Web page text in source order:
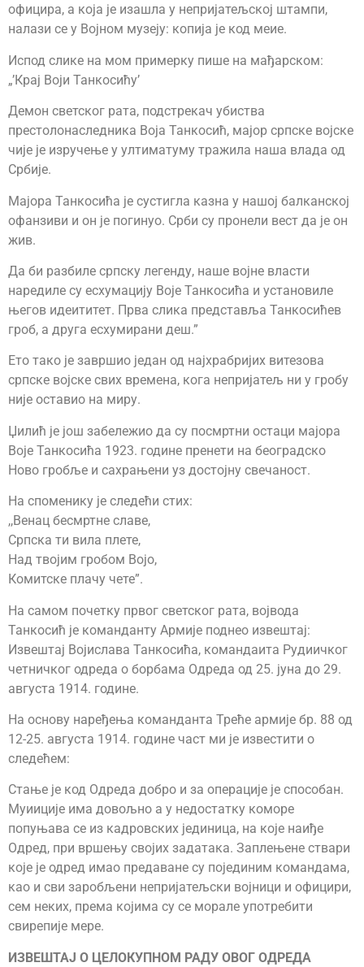
официра, а која је изашла у непријатељској штампи,
налази се у Војном музеју: копија је код меие.
Испод слике на мом примерку пише на мађарском:
„’Крај Воји Танкосићу’
Демон светског рата, подстрекач убиства
престолонаследника Воја Танкосић, мајор српске војске
чије је изручење у ултиматуму тражила наша влада од
Србије.
Мајора Танкосића је сустигла казна у нашој балканској
офанзиви и он је погинуо. Срби су пронели вест да је он
жив.
Да би разбиле српску легенду, наше војне власти
наредиле су есхумацију Воје Танкосића и установиле
његов идеититет. Прва слика представља Танкосићев
гроб, а друга есхумирани деш.”
Ето тако је завршио један од најхрабријих витезова
српске војске свих времена, кога непријатељ ни у гробу
није оставио на миру.
Џилић је још забележио да су посмртни остаци мајора
Воје Танкосића 1923. године пренети на београдско
Ново гробље и сахрањени уз достојну свечаност.
На споменику је следећи стих:
,,Венац бесмртне славе,
Српска ти вила плете,
Над твојим гробом Војо,
Комитске плачу чете”.
На самом почетку првог светског рата, војвода
Танкосић је команданту Армије поднео извештај:
Извештај Војислава Танкосића, командаита Рудиичког
четничког одреда о борбама Одреда од 25. јуна до 29.
августа 1914. године.
На основу наређења команданта Треће армије бр. 88 од
12-25. августа 1914. године част ми је известити о
следећем:
Стање је код Одреда добро и за операције је способан.
Муииције има довољно а у недостатку коморе
попуњава се из кадровских јединица, на које наиђе
Одред, при вршењу својих задатака. Заплењене ствари
које је одред имао предаване су појединим командама,
као и сви заробљени непријатељски војници и официри,
сем неких, према којима су се морале употребити
свирепије мере.
ИЗВЕШТАЈ О ЦЕЛОКУПНОМ РАДУ ОВОГ ОДРЕДА